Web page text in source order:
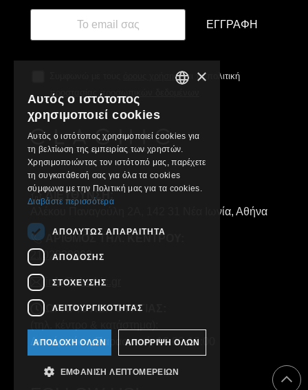
ΕΓΓΡΑΦΉ
όρους χρήσηςκαι τη πολιτική
προστασίας προσωπικών δεδομένων
ΔΙΕΥΘΥΝΣΗ:
Αλέκου Παναγούλη 2Α, 142 31 Νέα Ιωνία, Αθήνα
ΑΡΙΘΜΟΣ ΤΗΛ. ΚΕΝΤΡΟΥ:
2102829000
info@clachic.gr
ΩΡΑΡΙΟ ΛΕΙΤΟΥΡΓΙΑΣ:
Δευτέρα έως Παρασκευή, 10:00-18:00
×
Αυτός ο ιστότοπος
χρησιμοποιεί cookies
Αυτός ο ιστότοπος χρησιμοποιεί cookies για
τη βελτίωση της εμπειρίας των χρηστών.
Χρησιμοποιώντας τον ιστότοπό μας, παρέχετε
τη συγκατάθεσή σας για όλα τα cookies
σύμφωνα με την Πολιτική μας για τα cookies.
Διαβάστε περισσότερα
ΑΠΟΛΎΤΩΣ ΑΠΑΡΑΊΤΗΤΑ
ΑΠΌΔΟΣΗΣ
ΣΤΌΧΕΥΣΗΣ
ΛΕΙΤΟΥΡΓΙΚΌΤΗΤΑΣ
ΑΠΟΔΟΧΉ ΌΛΩΝ ΑΠΌΡΡΙΨΗ ΌΛΩΝ
ΕΜΦΆΝΙΣΗ ΛΕΠΤΟΜΕΡΕΙΏΝ